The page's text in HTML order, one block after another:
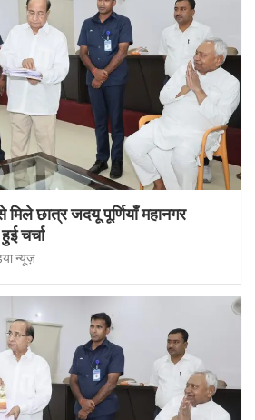
मिले छात्र जदयू पूर्णियाँ महानगर
चर्चा
न्यूज़